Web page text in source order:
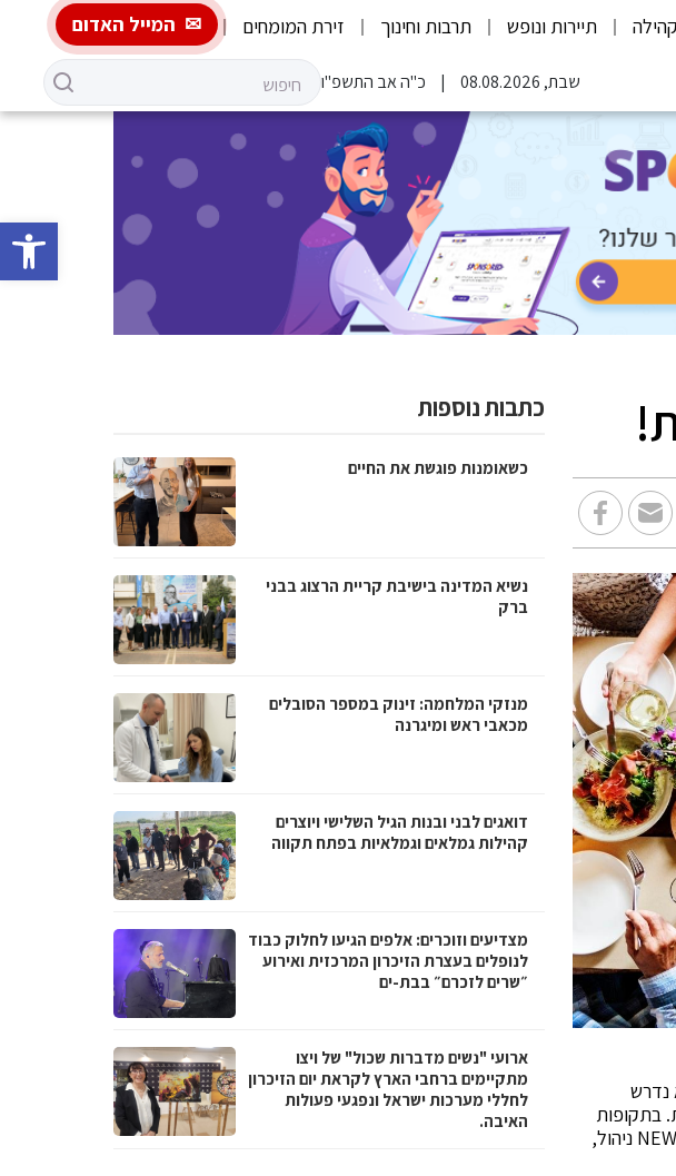
פתח
קהילה תיירות ונופש תרבות וחינוך זירת המומחים המייל האדום
שבת, 08.08.2026 כ"ה אב התשפ"ו
נדרש
בתקופות
טובות יש צורך לשמור על רווחיות העסק, ובזמני מצוקה, לשמור על שרידותו וכן הלאה. חברת NEW REST ניהול,
כתבות נוספות
כשאומנות פוגשת את החיים
נשיא המדינה בישיבת קריית הרצוג בבני
ברק
מנזקי המלחמה: זינוק במספר הסובלים
מכאבי ראש ומיגרנה
דואגים לבני ובנות הגיל השלישי ויוצרים
קהילות גמלאים וגמלאיות בפתח תקווה
מצדיעים וזוכרים: אלפים הגיעו לחלוק כבוד
לנופלים בעצרת הזיכרון המרכזית ואירוע
״שרים לזכרם״ בבת-ים
ארועי "נשים מדברות שכול" של ויצו
מתקיימים ברחבי הארץ לקראת יום הזיכרון
לחללי מערכות ישראל ונפגעי פעולות
האיבה.